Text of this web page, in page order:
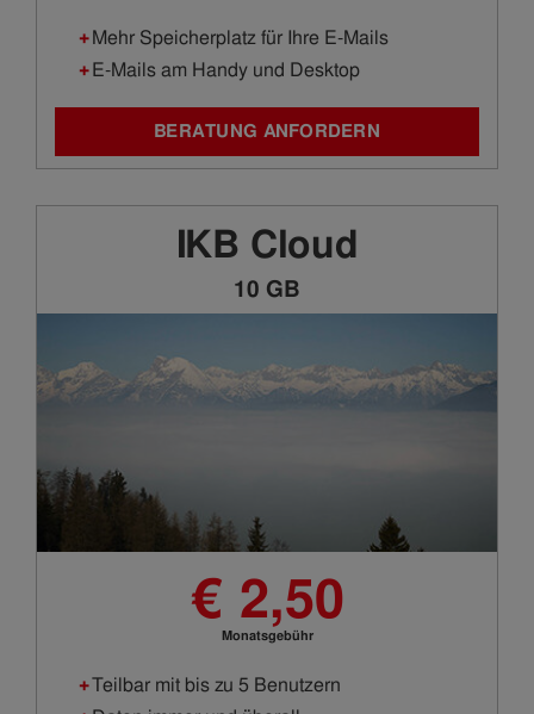
Mehr Speicherplatz für Ihre E-Mails
E-Mails am Handy und Desktop
BERATUNG ANFORDERN
IKB Cloud
10 GB
€ 2,50
Monatsgebühr
Teilbar mit bis zu 5 Benutzern